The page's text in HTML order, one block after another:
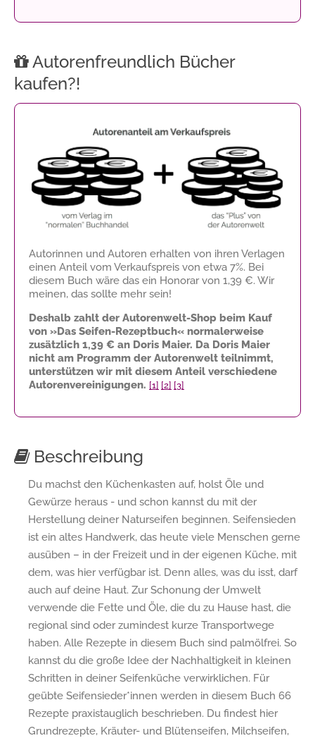
Autorenfreundlich Bücher
kaufen?!
Autorinnen und Autoren erhalten von ihren Verlagen
einen Anteil vom Verkaufspreis von etwa 7%. Bei
diesem Buch wäre das ein Honorar von 1,39 €. Wir
meinen, das sollte mehr sein!
Deshalb zahlt der Autorenwelt-Shop beim Kauf
von »Das Seifen-Rezeptbuch« normalerweise
zusätzlich 1,39 € an Doris Maier. Da Doris Maier
nicht am Programm der Autorenwelt teilnimmt,
unterstützen wir mit diesem Anteil verschiedene
Autorenvereinigungen. [1] [2] [3]
Beschreibung
Du machst den Küchenkasten auf, holst Öle und
Gewürze heraus - und schon kannst du mit der
Herstellung deiner Naturseifen beginnen. Seifensieden
ist ein altes Handwerk, das heute viele Menschen gerne
ausüben – in der Freizeit und in der eigenen Küche, mit
dem, was hier verfügbar ist. Denn alles, was du isst, darf
auch auf deine Haut. Zur Schonung der Umwelt
verwende die Fette und Öle, die du zu Hause hast, die
regional sind oder zumindest kurze Transportwege
haben. Alle Rezepte in diesem Buch sind palmölfrei. So
kannst du die große Idee der Nachhaltigkeit in kleinen
Schritten in deiner Seifenküche verwirklichen. Für
geübte Seifensieder*innen werden in diesem Buch 66
Rezepte praxistauglich beschrieben. Du findest hier
Grundrezepte, Kräuter- und Blütenseifen, Milchseifen,